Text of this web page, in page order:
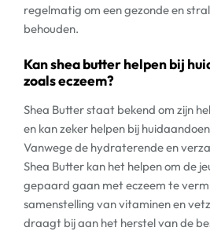
regelmatig om een gezonde en
behouden.
Kan shea butter helpen bij
zoals eczeem?
Shea Butter staat bekend om zijn
en kan zeker helpen bij
Vanwege de hydraterende en
Shea Butter kan het helpen om de
gepaard gaan met eczeem te
samenstelling van vitaminen en
draagt bij aan het herstel van de